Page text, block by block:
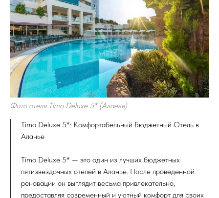
Фото отеля Timo Deluxe 5* (Аланья)
Timo Deluxe 5*: Комфортабельный Бюджетный Отель в
Аланье
Timo Deluxe 5* — это один из лучших бюджетных
пятизвездочных отелей в Аланье. После проведенной
реновации он выглядит весьма привлекательно,
предоставляя современный и уютный комфорт для своих